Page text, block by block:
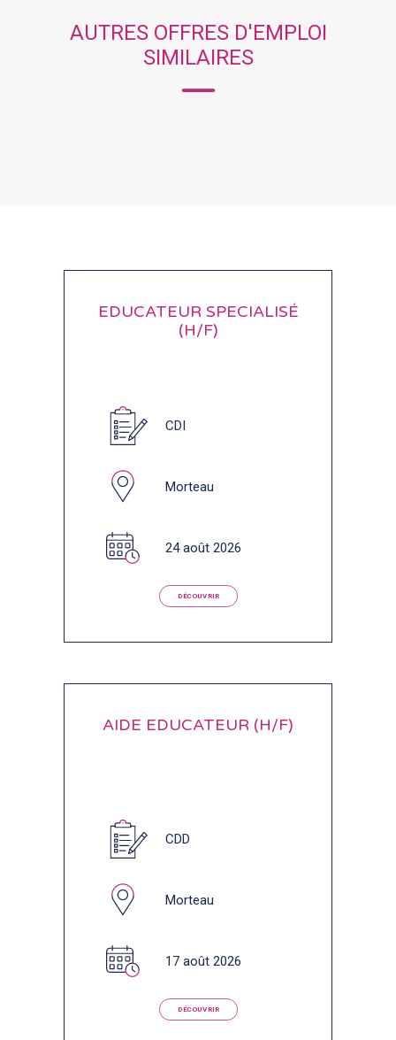
AUTRES OFFRES D'EMPLOI
SIMILAIRES
EDUCATEUR SPECIALISÉ
(H/F)
CDI
Morteau
24 août 2026
DÉCOUVRIR
AIDE EDUCATEUR (H/F)
CDD
Morteau
17 août 2026
DÉCOUVRIR